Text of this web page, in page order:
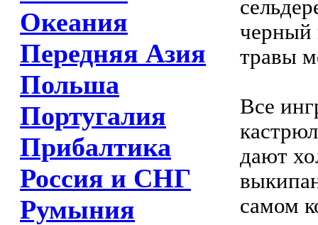
Океания
Передняя Азия
Польша
Португалия
Прибалтика
Россия и СНГ
Румыния
черный
травы
Все
дают
самом